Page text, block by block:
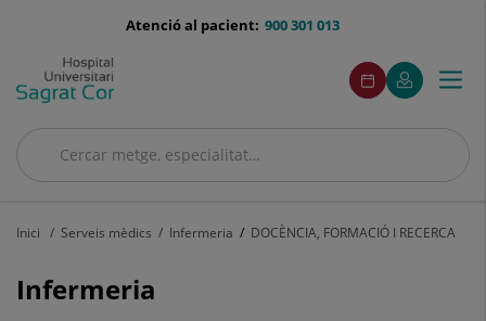
menu-
900 301 013
Atenció al pacient:
Cercar
Cercar
menuAcceso
Demaneu
cita
Aquest
enllaç
s'obrirà
una
El
meu
Aquest
enllaç
s'obrirà
una
finestra
Menú
Inici Serveis mèdics Infermeria DOCÈNCIA, FORMACIÓ I RECERCA
Infermeria